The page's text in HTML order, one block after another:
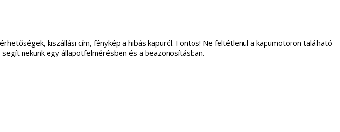
kiszállási cím, fénykép a hibás kapuról. Fontos! Ne feltétlenül a kapumotoron található
nekünk egy állapotfelmérésben és a beazonosításban.